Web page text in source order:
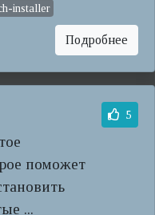
installer
Подробнее
поможет
...
5